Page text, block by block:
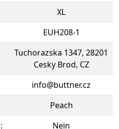
XL
EUH208-1
Tuchorazska 1347, 28201
Cesky Brod, CZ
info@buttner.cz
Peach
Nein